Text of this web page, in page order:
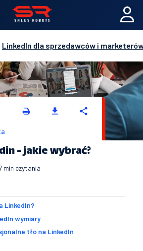
LinkedIn dla sprzedawców i
- jakie wybrać?
min czytania
LinkedIn?
wymiary
tło na LinkedIn